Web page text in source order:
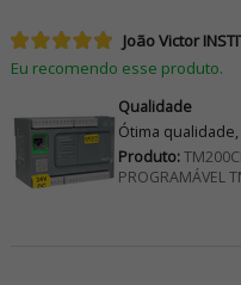
João Victor
Eu recomendo esse produto.
Qualidade
Ótima
Produto:
PROGRAMÁVEL